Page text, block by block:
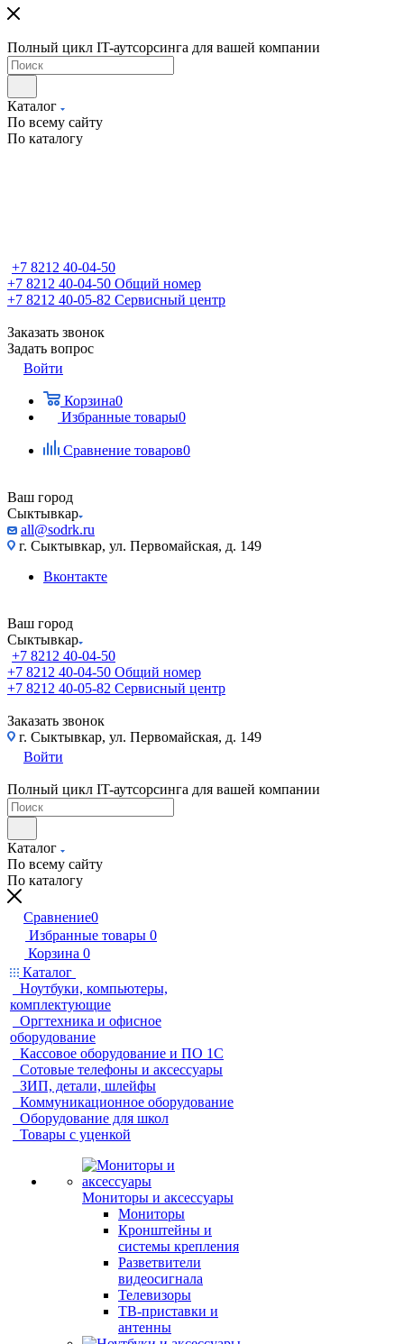
Полный цикл IT-аутсорсинга для вашей компании
Каталог
По всему сайту
По каталогу
+7 8212 40-04-50
+7 8212 40-04-50 Общий номер
+7 8212 40-05-82 Сервисный центр
Заказать звонок
Задать вопрос
Войти
Корзина0
Избранные товары0
Сравнение товаров0
Ваш город
Сыктывкар
all@sodrk.ru
г. Сыктывкар, ул. Первомайская, д. 149
Вконтакте
Ваш город
Сыктывкар
+7 8212 40-04-50
+7 8212 40-04-50 Общий номер
+7 8212 40-05-82 Сервисный центр
Заказать звонок
г. Сыктывкар, ул. Первомайская, д. 149
Войти
Полный цикл IT-аутсорсинга для вашей компании
Каталог
По всему сайту
По каталогу
Сравнение0
Избранные товары 0
Корзина 0
Каталог
Ноутбуки, компьютеры,
комплектующие
Оргтехника и офисное
оборудование
Кассовое оборудование и ПО 1С
Сотовые телефоны и аксессуары
ЗИП, детали, шлейфы
Коммуникационное оборудование
Оборудование для школ
Товары с уценкой
Мониторы и аксессуары
Мониторы
Кронштейны и
системы крепления
Разветвители
видеосигнала
Телевизоры
ТВ-приставки и
антенны